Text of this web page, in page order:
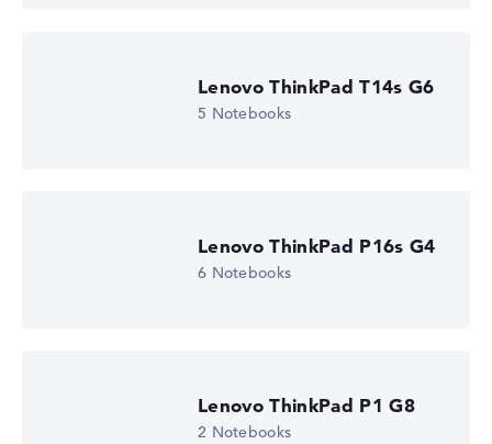
Lenovo ThinkPad T14s G6
5 Notebooks
Lenovo ThinkPad P16s G4
6 Notebooks
Lenovo ThinkPad P1 G8
2 Notebooks